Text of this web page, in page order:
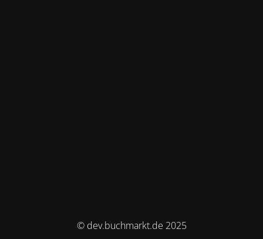
© dev.buchmarkt.de 2025